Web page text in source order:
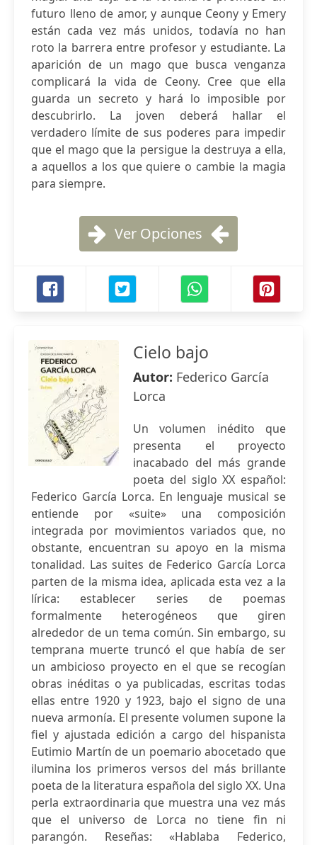
futuro lleno de amor, y aunque Ceony y Emery
están cada vez más unidos, todavía no han
roto la barrera entre profesor y estudiante. La
aparición de un mago que busca venganza
complicará la vida de Ceony. Cree que ella
guarda un secreto y hará lo imposible por
descubrirlo. La joven deberá hallar el
verdadero límite de sus poderes para impedir
que el mago que la persigue la destruya a ella,
a aquellos a los que quiere o cambie la magia
para siempre.
Ver Opciones
Cielo bajo
Autor: Federico García
Lorca
Un volumen inédito que
presenta el proyecto
inacabado del más grande
poeta del siglo XX español:
Federico García Lorca. En lenguaje musical se
entiende por «suite» una composición
integrada por movimientos variados que, no
obstante, encuentran su apoyo en la misma
tonalidad. Las suites de Federico García Lorca
parten de la misma idea, aplicada esta vez a la
lírica: establecer series de poemas
formalmente heterogéneos que giren
alrededor de un tema común. Sin embargo, su
temprana muerte truncó el que había de ser
un ambicioso proyecto en el que se recogían
obras inéditas o ya publicadas, escritas todas
ellas entre 1920 y 1923, bajo el signo de una
nueva armonía. El presente volumen supone la
fiel y ajustada edición a cargo del hispanista
Eutimio Martín de un poemario abocetado que
ilumina los primeros versos del más brillante
poeta de la literatura española del siglo XX. Una
perla extraordinaria que muestra una vez más
que el universo de Lorca no tiene fin ni
parangón. Reseñas: «Hablaba Federico,